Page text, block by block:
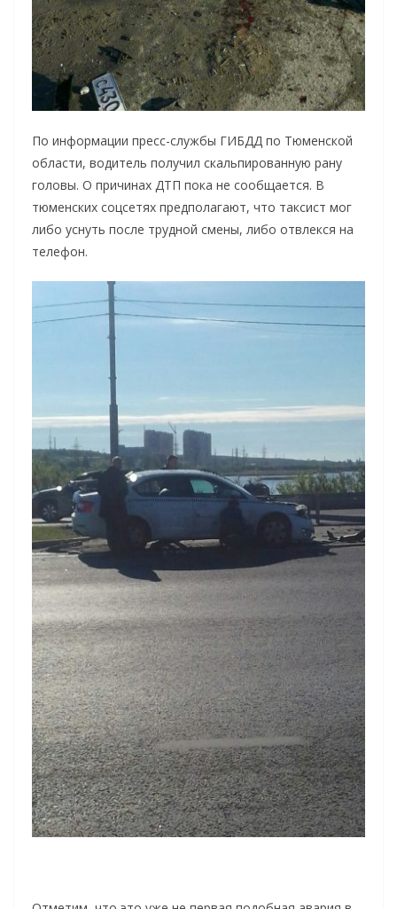
По информации пресс-службы ГИБДД по Тюменской
области, водитель получил скальпированную рану
головы. О причинах ДТП пока не сообщается. В
тюменских соцсетях предполагают, что таксист мог
либо уснуть после трудной смены, либо отвлекся на
телефон.